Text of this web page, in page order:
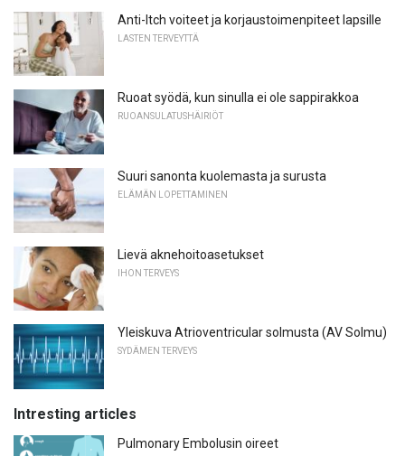
Anti-Itch voiteet ja korjaustoimenpiteet lapsille
LASTEN TERVEYTTÄ
Ruoat syödä, kun sinulla ei ole sappirakkoa
RUOANSULATUSHÄIRIÖT
Suuri sanonta kuolemasta ja surusta
ELÄMÄN LOPETTAMINEN
Lievä aknehoitoasetukset
IHON TERVEYS
Yleiskuva Atrioventricular solmusta (AV Solmu)
SYDÄMEN TERVEYS
Intresting articles
Pulmonary Embolusin oireet